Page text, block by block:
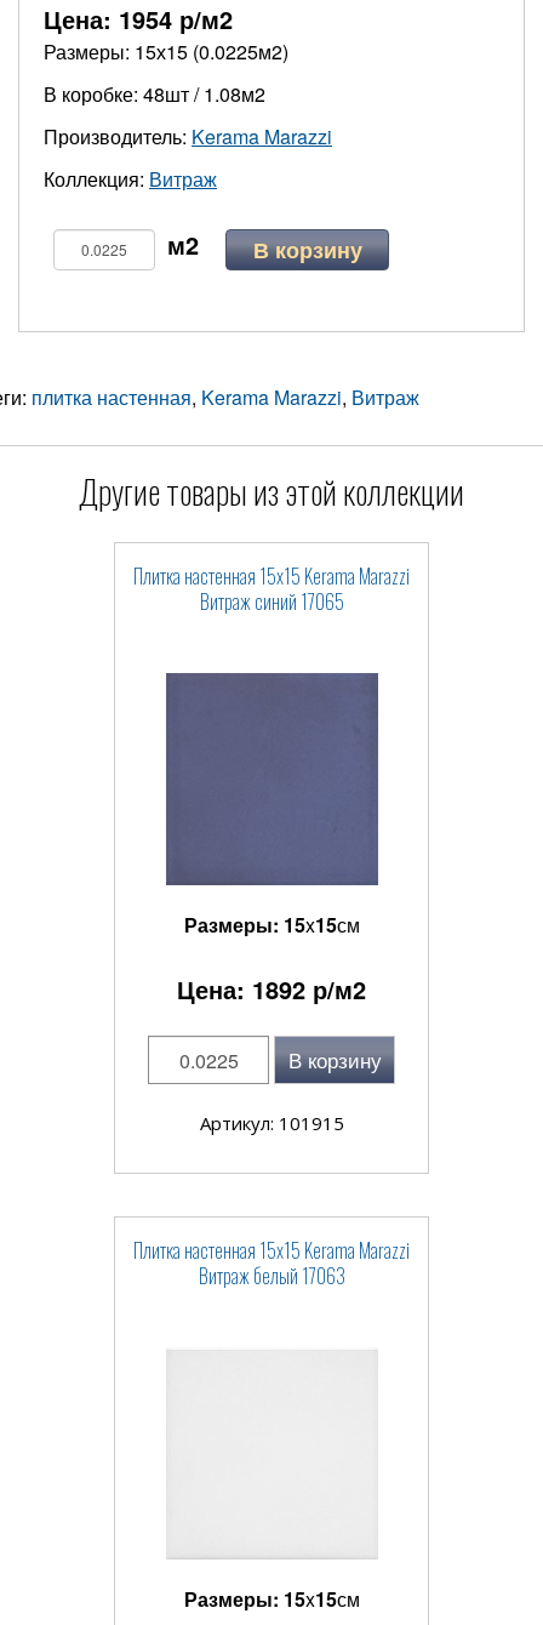
Цена: 1954 р/м2
Размеры: 15х15 (0.0225м2)
В коробке: 48шт / 1.08м2
Производитель: Kerama Marazzi
Коллекция: Витраж
В корзину
плитка настенная, Kerama Marazzi, Витраж
Другие товары из этой коллекции
Плитка настенная 15x15 Kerama Marazzi
Витраж синий 17065
Размеры: 15x15см
Цена: 1892 р/м2
В корзину
Артикул: 101915
Плитка настенная 15x15 Kerama Marazzi
Витраж белый 17063
Размеры: 15x15см